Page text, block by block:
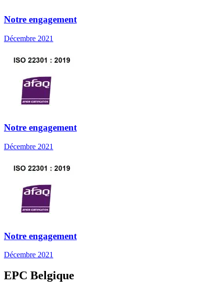
Notre engagement
Décembre 2021
Notre engagement
Décembre 2021
Notre engagement
Décembre 2021
EPC Belgique